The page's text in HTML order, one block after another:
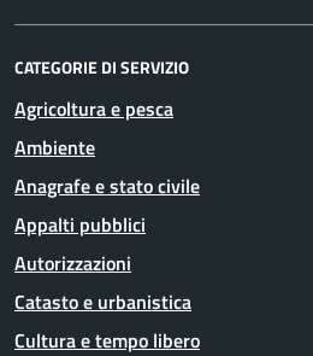
CATEGORIE DI SERVIZIO
Agricoltura e pesca
Ambiente
Anagrafe e stato civile
Appalti pubblici
Autorizzazioni
Catasto e urbanistica
Cultura e tempo libero